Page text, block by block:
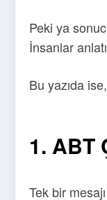
Peki ya
İnsanlar
Bu yazıda
1. ABT
Tek bir